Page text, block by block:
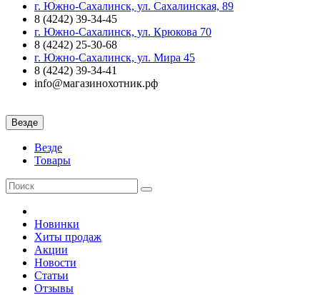
г. Южно-Сахалинск, ул. Сахалинская, 89
8 (4242) 39-34-45
г. Южно-Сахалинск, ул. Крюкова 70
8 (4242) 25-30-68
г. Южно-Сахалинск, ул. Мира 45
8 (4242) 39-34-41
info@магазинохотник.рф
Везде
Везде
Товары
Новинки
Хиты продаж
Акции
Новости
Статьи
Отзывы